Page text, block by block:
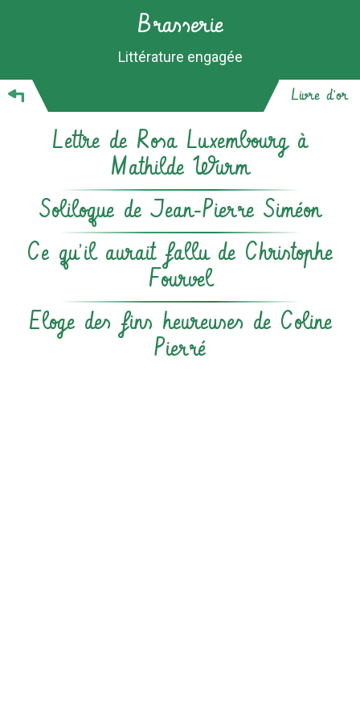
Brasserie
Littérature engagée
Livre d'or
Lettre de Rosa Luxembourg à
Mathilde Wurm
Soliloque de Jean-Pierre Siméon
Ce qu’il aurait fallu de Christophe
Fourvel
Eloge des fins heureuses de Coline
Pierré